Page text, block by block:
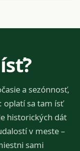
a sezónnosť,
oplatí sa tam ísť
historických dát
v meste –
sami